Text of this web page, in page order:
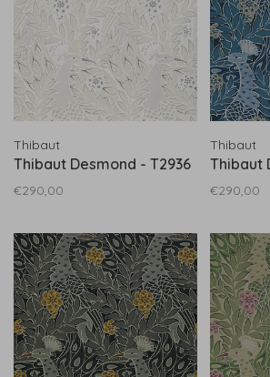
Thibaut
Thibaut Desmond - T2936
€290,00
Thibaut
Thibaut
€290,00